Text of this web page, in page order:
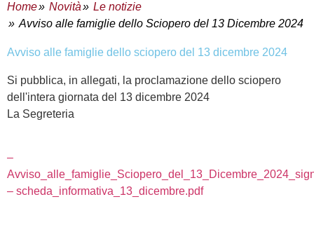
Home Novità
Le notizie
Avviso alle famiglie dello Sciopero del 13 Dicembre 2024
avviso alle famiglie dello sciopero del 13 dicembre 2024
Si pubblica, in allegati, la proclamazione dello sciopero
dell'intera giornata del 13 dicembre 2024
La Segreteria
–
– scheda_informativa_13_dicembre.pdf